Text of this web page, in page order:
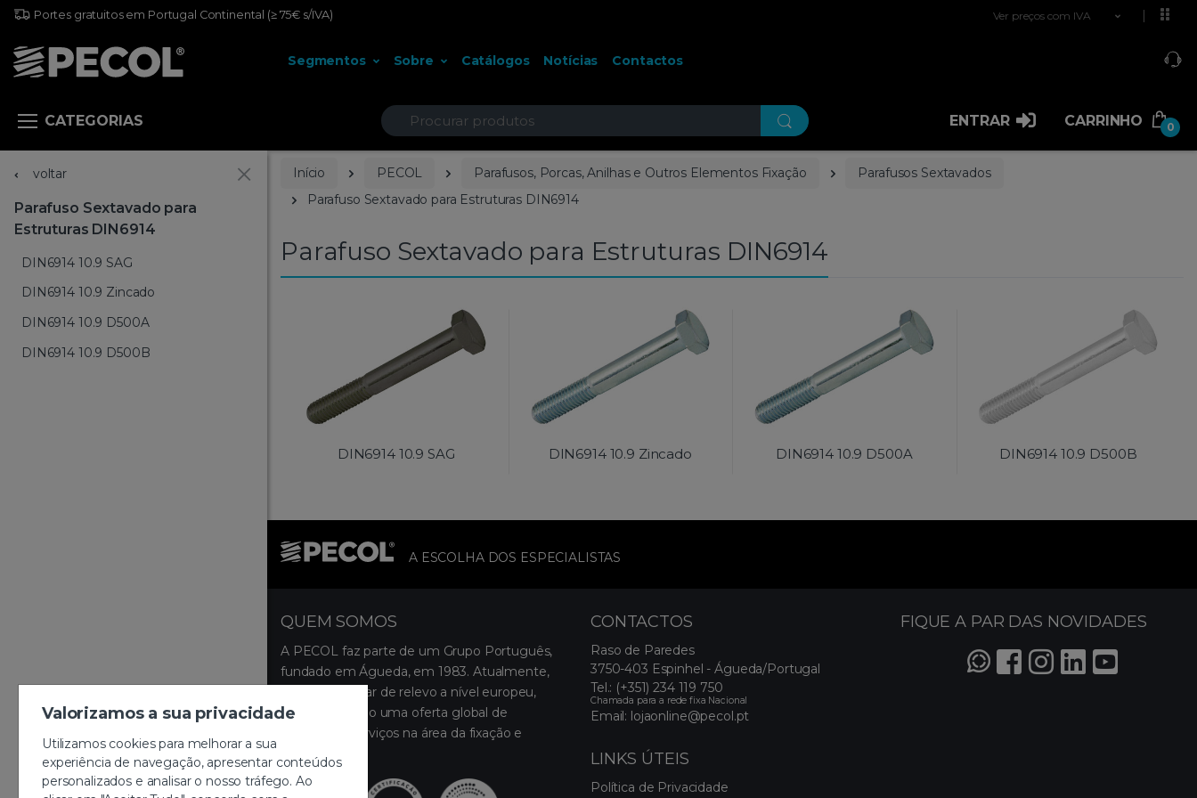
Valorizamos a sua privacidade
Utilizamos cookies para melhorar a sua
experiência de navegação, apresentar conteúdos
personalizados e analisar o nosso tráfego. Ao
Portes gratuitos em Portugal Continental (≥ 75€ s/IVA) Ver preços com IVA
Segmentos Sobre Catálogos Notícias Contactos
CATEGORIAS Procurar ENTRAR CARRINHO 0
voltar
Parafuso Sextavado para
Estruturas DIN6914
DIN6914 10.9 SAG
DIN6914 10.9 Zincado
DIN6914 10.9 D500A
DIN6914 10.9 D500B
Início PECOL Parafusos, Porcas, Anilhas e Outros Elementos Fixação
Parafusos Sextavados
Parafuso Sextavado para Estruturas DIN6914
Parafuso Sextavado para Estruturas DIN6914
DIN6914 10.9 SAG DIN6914 10.9 Zincado DIN6914 10.9 D500A DIN6914 10.9 D500B
A ESCOLHA DOS ESPECIALISTAS
QUEM SOMOS
A PECOL faz parte de um Grupo Português,
fundado em Águeda, em 1983. Atualmente,
ocupa um lugar de relevo a nível europeu,
disponibilizando uma oferta global de
produtos e serviços na área da fixação e
montagem.
CONTACTOS
Raso de Paredes
3750-403 Espinhel - Águeda/Portugal
Tel.: (+351) 234 119 750
Chamada para a rede fixa Nacional
Email: lojaonline@pecol.pt
LINKS ÚTEIS
Política de Privacidade
FIQUE A PAR DAS NOVIDADES